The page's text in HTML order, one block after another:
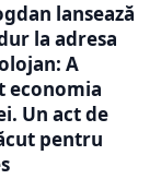
lansează
la adresa
A
economia
Un act de
pentru